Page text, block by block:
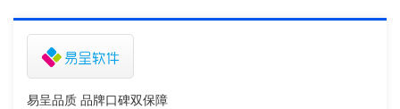
易呈品质 品牌口碑双保障